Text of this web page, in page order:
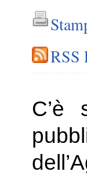
RSS
C’è